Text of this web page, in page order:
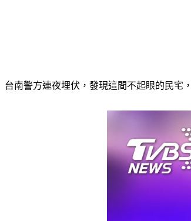
台南警方連夜埋伏，發現這間不起眼的民宅